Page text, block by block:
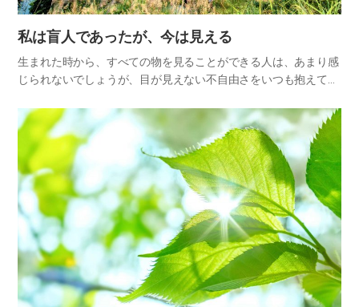
私は盲人であったが、今は見える
生まれた時から、すべての物を見ることができる人は、あまり感
じられないでしょうが、目が見えない不自由さをいつも抱えて生
りもよく分かるはずです。一生涯、闇の中にいた人が、ある日目
が開いて…